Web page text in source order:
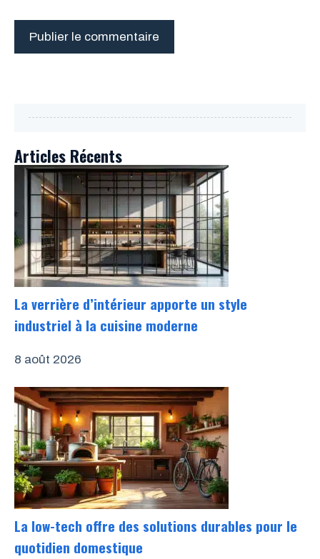
Articles Récents
La verrière d’intérieur apporte un style
industriel à la cuisine moderne
8 août 2026
La low-tech offre des solutions durables pour le
quotidien domestique